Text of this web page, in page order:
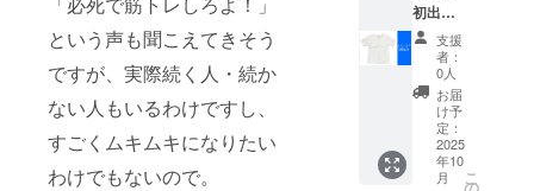
という声も聞こえてきそう
ですが、実際続く人・続か
ない人もいるわけですし、
すごくムキムキになりたい
わけでもないので。
い。
初出し
商品】
メリハ
リ-T 2枚
組(SET
割り) 通
常9,240
円から
10%OF
F+1枚組
支援
者：
0人
お届
け予
定：
2025
年10
月
こ